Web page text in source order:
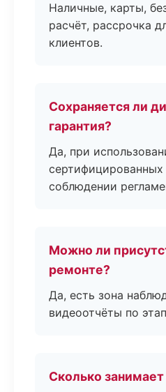
Наличные, карты,
расчёт, рассрочка
клиентов.
Сохраняется ли
гарантия?
Да, при
сертифицированных
соблюдении
Можно ли
ремонте?
Да, есть зона
видеоотчёты по
Сколько